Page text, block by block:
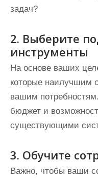
задач?
2. Выберите
инструменты
На основе ваших
которые наилучшим
вашим
бюджет и
существующими
3. Обучите
Важно, чтобы ваши